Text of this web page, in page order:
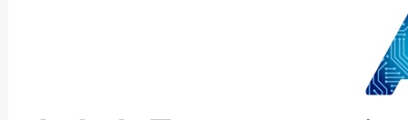
加組織は、Enzeneのバイオ
選定された製品について、自
取得できる可能性もあります
事業者の負担軽減という課題
系統連系を迅速にし、ピーク
限を超えて利用可能な電力容
狭視野のFOVを切り替えるこ
ケーブル、枝などの細かな対
なレーザースポットにより、